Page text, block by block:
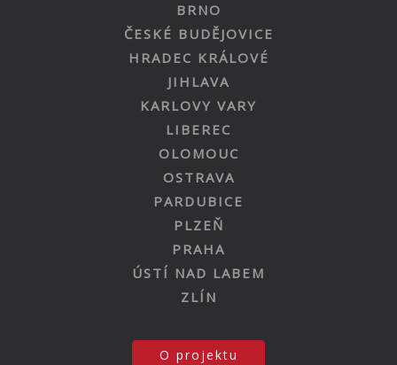
BRNO
ČESKÉ BUDĚJOVICE
HRADEC KRÁLOVÉ
JIHLAVA
KARLOVY VARY
LIBEREC
OLOMOUC
OSTRAVA
PARDUBICE
PLZEŇ
PRAHA
ÚSTÍ NAD LABEM
ZLÍN
O projektu